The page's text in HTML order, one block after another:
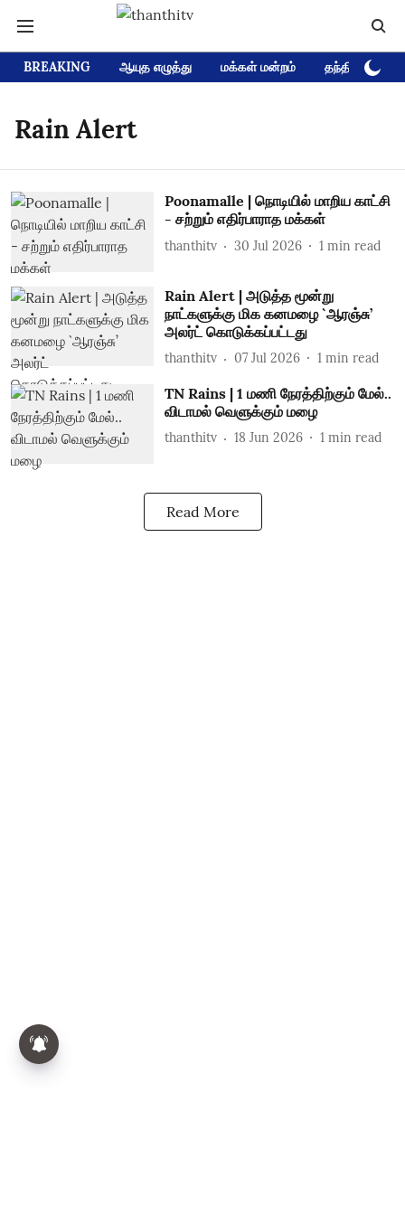
BREAKING ஆயுத எழுத்து மக்கள் மன்றம் தந்தி டிவி
Rain Alert
Poonamalle | நொடியில் மாறிய காட்சி
- சற்றும் எதிர்பாராத மக்கள்
thanthitv 30 Jul 2026 1 min read
Rain Alert | அடுத்த மூன்று
நாட்களுக்கு மிக கனமழை `ஆரஞ்சு’
அலர்ட் கொடுக்கப்பட்டது
thanthitv 07 Jul 2026 1 min read
TN Rains | 1 மணி நேரத்திற்கும் மேல்..
விடாமல் வெளுக்கும் மழை
thanthitv 18 Jun 2026 1 min read
Read More